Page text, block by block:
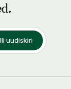
uudiskiri